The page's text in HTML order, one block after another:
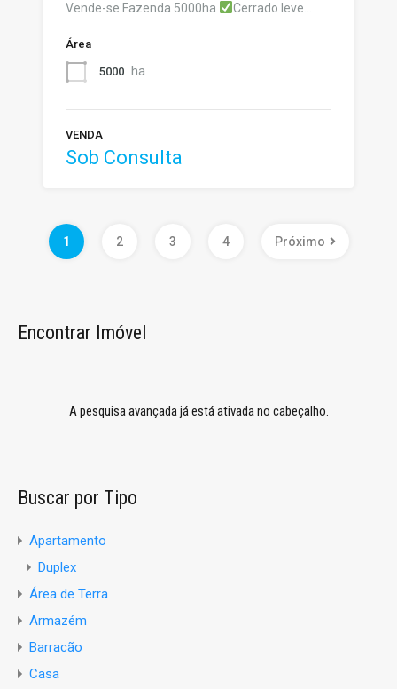
Vende-se Fazenda 5000ha Cerrado leve…
Área
5000 ha
VENDA
Sob Consulta
1 2 3 4 Próximo
Encontrar Imóvel
A pesquisa avançada já está ativada no cabeçalho.
Buscar por Tipo
Apartamento
Duplex
Área de Terra
Armazém
Barracão
Casa